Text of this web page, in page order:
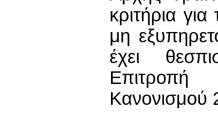
κριτήρια
μη
έχει
Κανονισμού